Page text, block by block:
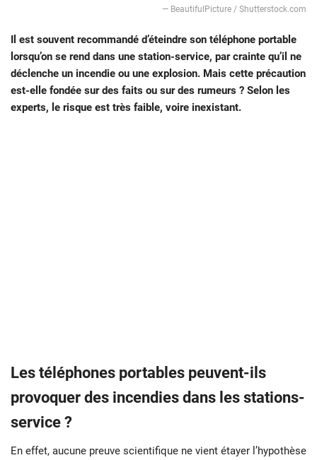
— BeautifulPicture / Shutterstock.com
Il est souvent recommandé d’éteindre son téléphone portable
lorsqu’on se rend dans une station-service, par crainte qu’il ne
déclenche un incendie ou une explosion. Mais cette précaution
est-elle fondée sur des faits ou sur des rumeurs ? Selon les
experts, le risque est très faible, voire inexistant.
Les téléphones portables peuvent-ils
provoquer des incendies dans les stations-
service ?
En effet, aucune preuve scientifique ne vient étayer l’hypothèse